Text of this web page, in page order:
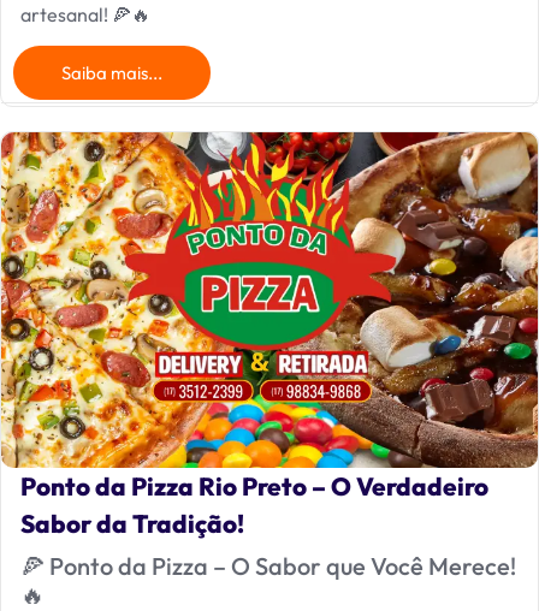
artesanal! 🍕🔥
Saiba mais...
Ponto da Pizza Rio Preto – O Verdadeiro
Sabor da Tradição!
🍕 Ponto da Pizza – O Sabor que Você Merece!
🔥